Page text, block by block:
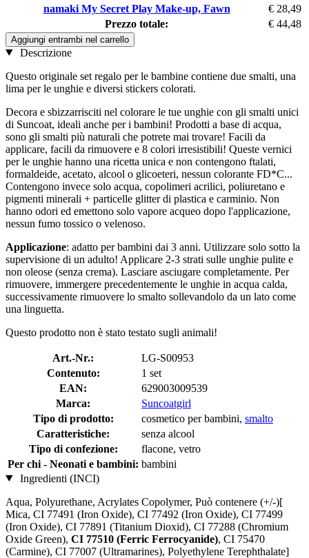
namaki My Secret Play Make-up, Fawn
€ 28,49
Prezzo totale:
€ 44,48
Aggiungi entrambi nel carrello
Descrizione
Questo originale set regalo per le bambine contiene due smalti, una
lima per le unghie e diversi stickers colorati.
Decora e sbizzarrisciti nel colorare le tue unghie con gli smalti unici
di Suncoat, ideali anche per i bambini! Prodotti a base di acqua,
sono gli smalti più naturali che potrete mai trovare! Facili da
applicare, facili da rimuovere e 8 colori irresistibili! Queste vernici
per le unghie hanno una ricetta unica e non contengono ftalati,
formaldeide, acetato, alcool o glicoeteri, nessun colorante FD*C...
Contengono invece solo acqua, copolimeri acrilici, poliuretano e
pigmenti minerali + particelle glitter di plastica e carminio. Non
hanno odori ed emettono solo vapore acqueo dopo l'applicazione,
nessun fumo tossico o velenoso.
Applicazione: adatto per bambini dai 3 anni. Utilizzare solo sotto la
supervisione di un adulto! Applicare 2-3 strati sulle unghie pulite e
non oleose (senza crema). Lasciare asciugare completamente. Per
rimuovere, immergere precedentemente le unghie in acqua calda,
successivamente rimuovere lo smalto sollevandolo da un lato come
una linguetta.
Questo prodotto non è stato testato sugli animali!
Art.-Nr.:
LG-S00953
Contenuto:
1 set
EAN:
629003009539
Marca:
Suncoatgirl
Tipo di prodotto:
cosmetico per bambini, smalto
Caratteristiche:
senza alcool
Tipo di confezione:
flacone, vetro
Per chi - Neonati e bambini: bambini
Ingredienti (INCI)
Aqua, Polyurethane, Acrylates Copolymer, Può contenere (+/-)[
Mica, CI 77491 (Iron Oxide), CI 77492 (Iron Oxide), CI 77499
(Iron Oxide), CI 77891 (Titanium Dioxid), CI 77288 (Chromium
Oxide Green), CI 77510 (Ferric Ferrocyanide), CI 75470
(Carmine), CI 77007 (Ultramarines) , Polyethylene Terephthalate]